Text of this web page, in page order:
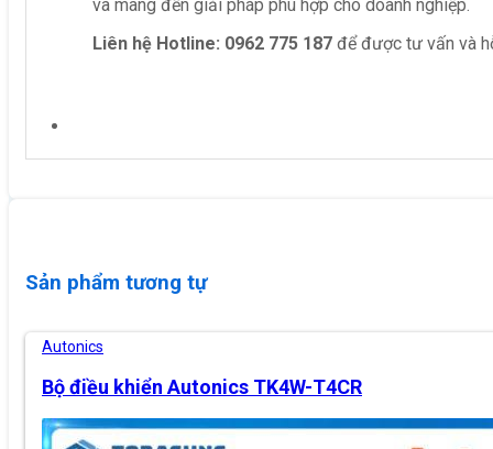
và mang đến giải pháp phù hợp cho doanh nghiệp.
Liên hệ Hotline: 0962 775 187 để được tư vấn và
Sản phẩm tương tự
Autonics
Bộ điều khiển Autonics TK4W-T4CR